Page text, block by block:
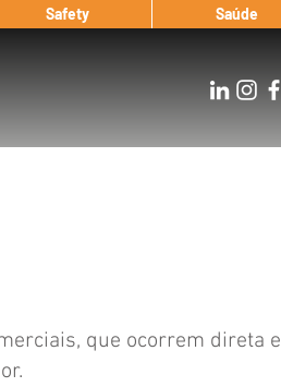
Safety Saúde
que ocorrem direta e